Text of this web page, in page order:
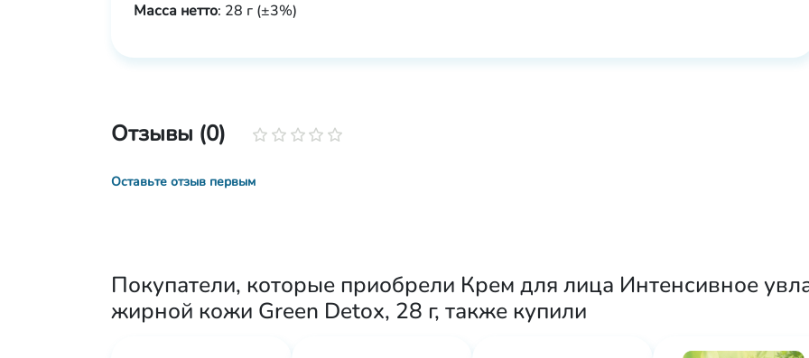
Масса нетто: 28 г (±3%)
Отзывы (0)
Оставьте отзыв первым
Покупатели, которые приобрели Крем для лица Интенсивное
жирной кожи Green Detox, 28 г, также купили